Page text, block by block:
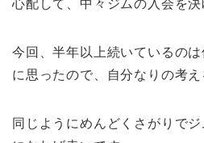
心配して、中々ジムの入会を決
今回、半年以上続いているの
に思ったので、自分なりの考え
同じようにめんどくさがりで